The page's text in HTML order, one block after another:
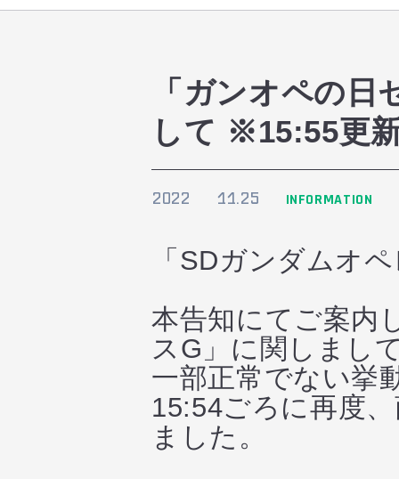
「ガンオペの
して ※15:55更
2022 11.25 INFORMATION
「SDガンダムオ
本告知にてご案内
スG」に関しまし
一部正常でない挙
15:54ごろに再度
ました。